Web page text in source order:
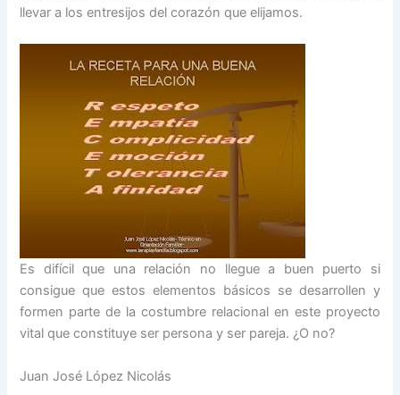
llevar a los entresijos del corazón que elijamos.
Es difícil que una relación no llegue a buen puerto si
consigue que estos elementos básicos se desarrollen y
formen parte de la costumbre relacional en este proyecto
vital que constituye ser persona y ser pareja. ¿O no?
Juan José López Nicolás